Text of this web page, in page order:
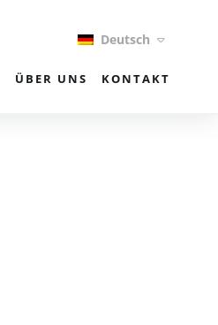
Deutsch
ÜBER UNS KONTAKT